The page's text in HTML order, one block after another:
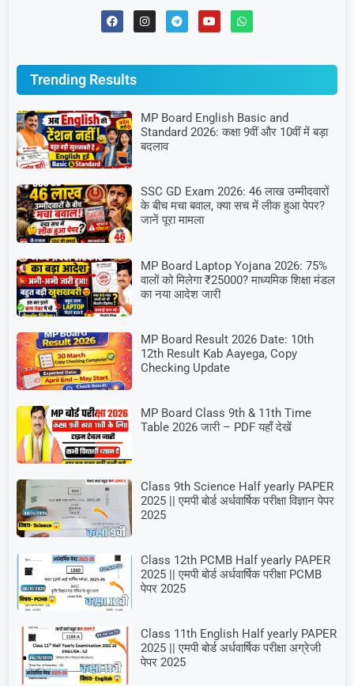
Trending Results
MP Board English Basic and
Standard 2026: कक्षा 9वीं और 10वीं में बड़ा
बदलाव
SSC GD Exam 2026: 46 लाख उम्मीदवारों
के बीच मचा बवाल, क्या सच में लीक हुआ पेपर?
जानें पूरा मामला
MP Board Laptop Yojana 2026: 75%
वालों को मिलेगा ₹25000? माध्यमिक शिक्षा मंडल
का नया आदेश जारी
MP Board Result 2026 Date: 10th
12th Result Kab Aayega, Copy
Checking Update
MP Board Class 9th & 11th Time
Table 2026 जारी – PDF यहाँ देखें
Class 9th Science Half yearly PAPER
2025 || एमपी बोर्ड अर्धवार्षिक परीक्षा विज्ञान पेपर
2025
Class 12th PCMB Half yearly PAPER
2025 || एमपी बोर्ड अर्धवार्षिक परीक्षा PCMB
पेपर 2025
Class 11th English Half yearly PAPER
2025 || एमपी बोर्ड अर्धवार्षिक परीक्षा अग्रेजी
पेपर 2025